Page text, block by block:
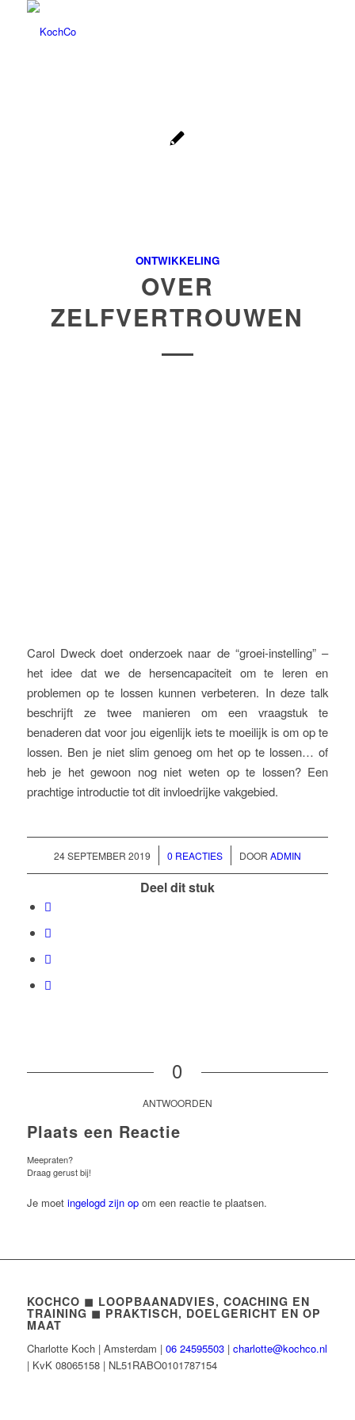
ONTWIKKELING
OVER
ZELFVERTROUWEN
Carol Dweck doet onderzoek naar de “groei-instelling” –
het idee dat we de hersencapaciteit om te leren en
problemen op te lossen kunnen verbeteren. In deze talk
beschrijft ze twee manieren om een vraagstuk te
benaderen dat voor jou eigenlijk iets te moeilijk is om op te
lossen. Ben je niet slim genoeg om het op te lossen… of
heb je het gewoon nog niet weten op te lossen? Een
prachtige introductie tot dit invloedrijke vakgebied.
24 SEPTEMBER 2019
/ 0 REACTIES
/ DOOR ADMIN
Deel dit stuk
0
ANTWOORDEN
Plaats een Reactie
Meepraten?
Draag gerust bij!
Je moet ingelogd zijn opom een reactie te plaatsen.
KOCHCO ◼︎ LOOPBAANADVIES, COACHING EN
TRAINING ◼︎ PRAKTISCH, DOELGERICHT EN OP
MAAT
Charlotte Koch | Amsterdam | 06 24595503 | charlotte@kochco.nl
| KvK 08065158 | NL51RABO0101787154